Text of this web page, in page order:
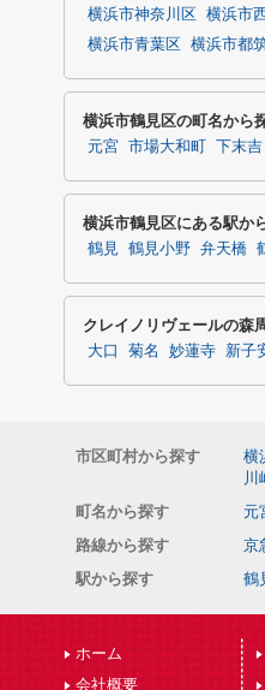
横浜市神奈川区 横浜市
横浜市青葉区
横浜市都
横浜市鶴見区の町名から
元宮 市場大和町 下末吉
横浜市鶴見区にある駅か
鶴見 鶴見小野 弁天橋
クレイノリヴェールの森
大口 菊名 妙蓮寺 新子
市区町村から探す 横
川
町名から探す
元
路線から探す
京
駅から探す
鶴
ホーム
会社概要